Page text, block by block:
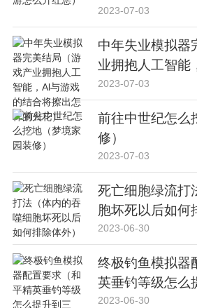
2023-07-03
中年失业模拟器
业拥抱人工智能
将擦出怎样的火
2023-07-03
前往中世纪怎么
修）
2023-07-03
死亡细胞绿流打
胞坏死以后如何
2023-06-30
终极钓鱼模拟器
英垂钓等级怎么
2023-06-30